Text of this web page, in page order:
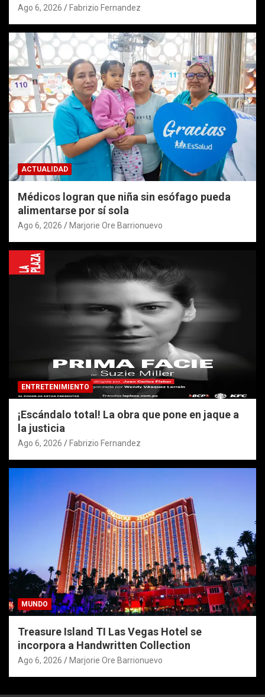
Ago 6, 2026 Fabrizio Fernandez
ACTUALIDAD
Médicos logran que niña sin esófago pueda
alimentarse por sí sola
Ago 6, 2026 Marjorie Ore Barrionuevo
ENTRETENIMIENTO
¡Escándalo total! La obra que pone en jaque a
la justicia
Ago 6, 2026 Fabrizio Fernandez
MUNDO
Treasure Island TI Las Vegas Hotel se
incorpora a Handwritten Collection
Ago 6, 2026 Marjorie Ore Barrionuevo